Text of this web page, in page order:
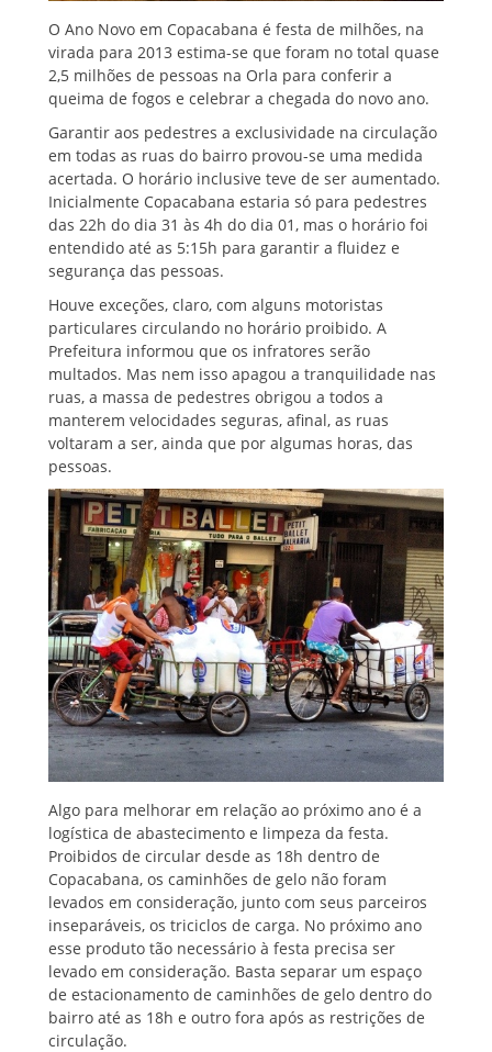
O Ano Novo em Copacabana é festa de milhões, na
virada para 2013 estima-se que foram no total quase
2,5 milhões de pessoas na Orla para conferir a
queima de fogos e celebrar a chegada do novo ano.
Garantir aos pedestres a exclusividade na circulação
em todas as ruas do bairro provou-se uma medida
acertada. O horário inclusive teve de ser aumentado.
Inicialmente Copacabana estaria só para pedestres
das 22h do dia 31 às 4h do dia 01, mas o horário foi
entendido até as 5:15h para garantir a fluidez e
segurança das pessoas.
Houve exceções, claro, com alguns motoristas
particulares circulando no horário proibido. A
Prefeitura informou que os infratores serão
multados. Mas nem isso apagou a tranquilidade nas
ruas, a massa de pedestres obrigou a todos a
manterem velocidades seguras, afinal, as ruas
voltaram a ser, ainda que por algumas horas, das
pessoas.
Algo para melhorar em relação ao próximo ano é a
logística de abastecimento e limpeza da festa.
Proibidos de circular desde as 18h dentro de
Copacabana, os caminhões de gelo não foram
levados em consideração, junto com seus parceiros
inseparáveis, os triciclos de carga. No próximo ano
esse produto tão necessário à festa precisa ser
levado em consideração. Basta separar um espaço
de estacionamento de caminhões de gelo dentro do
bairro até as 18h e outro fora após as restrições de
circulação.